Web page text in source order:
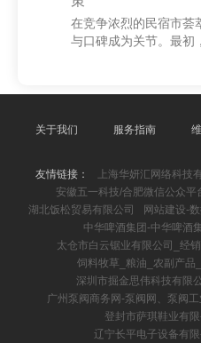
在竞争浓烈的民宿市荟
与口碑成为关节。最初
如年青情侣、家庭游客
是普及曝光率的中枢。
有卖点，如地舆位置、
蛊卦潜在客户脸色。
读动住客在平台上留住
评，展现管事立场与纠
仅能普及名次
关于我们 服务指南
友情链接： 上海华妍汇网络科技
安徽五一科技/合肥微信公众
湖北饭松贸易有限公司
网站建设-
中华啤酒集团-中华啤酒
太仓市白云锯业有限公司_经
饲料牧草_粮油_农副产品
深圳市掘金思伟科技有限
广州泵阀商务网-泵阀网、泵阀
登封市萨琪鞋业有
辽宁长平电子设备有